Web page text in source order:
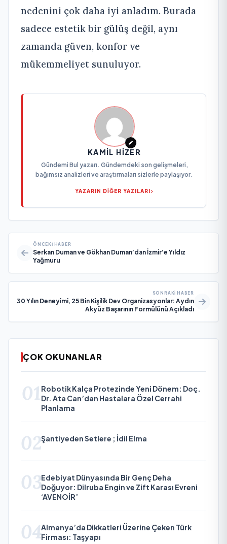
nedenini çok daha iyi anladım. Burada
sadece estetik bir gülüş değil, aynı
zamanda güven, konfor ve
mükemmeliyet sunuluyor.
KAMIL HIZER
Gündemi Bul yazarı. Gündemdeki son gelişmeleri,
bağımsız analizleri ve araştırmaları sizlerle paylaşıyor.
YAZARIN DİĞER YAZILARI
ÖNCEKI HABER
Serkan Duman ve Gökhan Duman’dan İzmir’e Yıldız
Yağmuru
SONRAKI HABER
30 Yılın Deneyimi, 25 Bin Kişilik Dev Organizasyonlar: Aydın
Akyüz Başarının Formülünü Açıkladı
ÇOK OKUNANLAR
01 Robotik Kalça Protezinde Yeni Dönem: Doç.
Dr. Ata Can’dan Hastalara Özel Cerrahi
Planlama
02Şantiyeden Setlere ; İdil Elma
03Edebiyat Dünyasında Bir Genç Deha
Doğuyor: Dilruba Engin ve Zift Karası Evreni
‘AVENOİR’
04Almanya’da Dikkatleri Üzerine Çeken Türk
Firması: Taşyapı